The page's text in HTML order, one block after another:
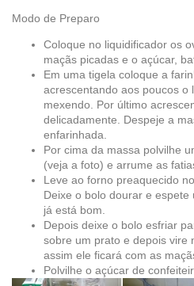
Modo de Preparo
Coloque no liquidificador os
maçãs picadas e o açúcar,
Em uma tigela coloque a
acrescentando aos poucos o
mexendo. Por último
delicadamente. Despeje a
enfarinhada.
Por cima da massa polvilhe
(veja a foto) e arrume as
Leve ao forno preaquecido
Deixe o bolo dourar e
já está bom.
Depois deixe o bolo esfriar
sobre um prato e depois vire
assim ele ficará com as
Polvilhe o açúcar de